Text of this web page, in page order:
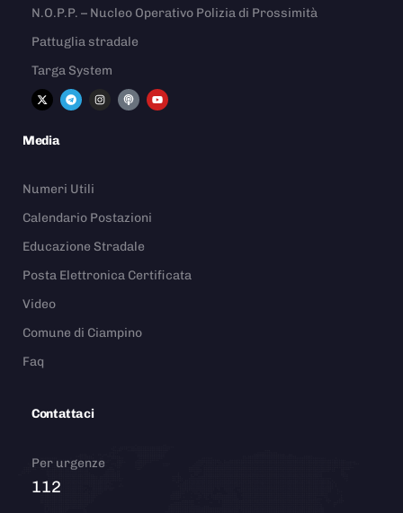
N.O.P.P. – Nucleo Operativo Polizia di Prossimità
Pattuglia stradale
Targa System
Media
Numeri Utili
Calendario Postazioni
Educazione Stradale
Posta Elettronica Certificata
Video
Comune di Ciampino
Faq
Contattaci
Per urgenze
112